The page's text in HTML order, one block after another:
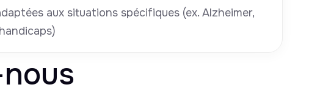
aux situations spécifiques (ex. Alzheimer,